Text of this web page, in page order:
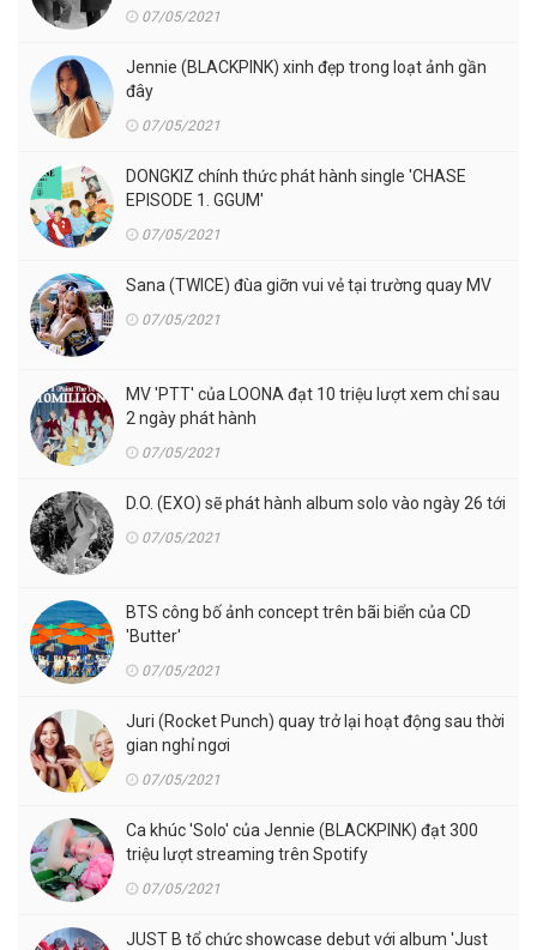
07/05/2021
Jennie (BLACKPINK) xinh đẹp trong loạt ảnh gần
đây
07/05/2021
DONGKIZ chính thức phát hành single 'CHASE
EPISODE 1. GGUM'
07/05/2021
Sana (TWICE) đùa giỡn vui vẻ tại trường quay MV
07/05/2021
MV 'PTT' của LOONA đạt 10 triệu lượt xem chỉ sau
2 ngày phát hành
07/05/2021
D.O. (EXO) sẽ phát hành album solo vào ngày 26 tới
07/05/2021
BTS công bố ảnh concept trên bãi biển của CD
'Butter'
07/05/2021
Juri (Rocket Punch) quay trở lại hoạt động sau thời
gian nghỉ ngơi
07/05/2021
Ca khúc 'Solo' của Jennie (BLACKPINK) đạt 300
triệu lượt streaming trên Spotify
07/05/2021
JUST B tổ chức showcase debut với album 'Just